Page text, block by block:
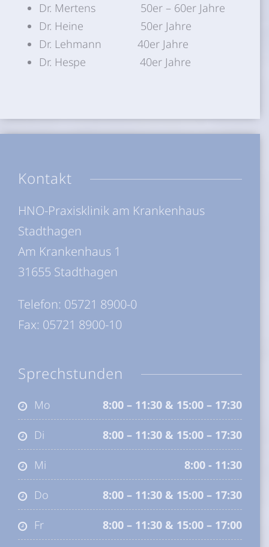
Dr. Mertens 50er – 60er Jahre
Dr. Heine 50er Jahre
Dr. Lehmann 40er Jahre
Dr. Hespe 40er Jahre
Kontakt
HNO-Praxisklinik am Krankenhaus
Stadthagen
Am Krankenhaus 1
31655 Stadthagen
Telefon: 05721 8900-0
Fax: 05721 8900-10
Sprechstunden
Mo 8:00 – 11:30 & 15:00 – 17:30
Di 8:00 – 11:30 & 15:00 – 17:30
Mi 8:00 - 11:30
Do 8:00 – 11:30 & 15:00 – 17:30
Fr 8:00 – 11:30 & 15:00 – 17:00